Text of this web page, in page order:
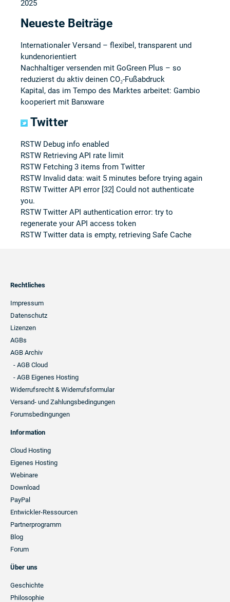
2025
Neueste Beiträge
Internationaler Versand – flexibel, transparent und
kundenorientiert
Nachhaltiger versenden mit GoGreen Plus – so
reduzierst du aktiv deinen CO₂-Fußabdruck
Kapital, das im Tempo des Marktes arbeitet: Gambio
kooperiert mit Banxware
Twitter
RSTW Debug info enabled
RSTW Retrieving API rate limit
RSTW Fetching 3 items from Twitter
RSTW Invalid data: wait 5 minutes before trying again
RSTW Twitter API error [32] Could not authenticate
you.
RSTW Twitter API authentication error: try to
regenerate your API access token
RSTW Twitter data is empty, retrieving Safe Cache
Footer
Navigation
Rechtliches
Impressum
Datenschutz
Lizenzen
AGBs
AGB Archiv
- AGB Cloud
- AGB Eigenes Hosting
Widerrufsrecht & Widerrufsformular
Versand- und Zahlungsbedingungen
Forumsbedingungen
Information
Cloud Hosting
Eigenes Hosting
Webinare
Download
PayPal
Entwickler-Ressourcen
Partnerprogramm
Blog
Forum
Über uns
Geschichte
Philosophie